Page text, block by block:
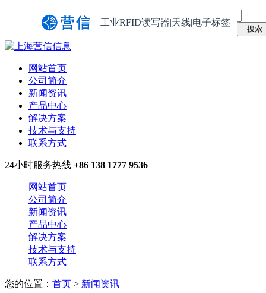
工业RFID读写器|天线|电子标签
网站首页
公司简介
新闻资讯
产品中心
解决方案
技术与支持
联系方式
24小时服务热线 +86 138 1777 9536
网站首页
公司简介
新闻资讯
产品中心
解决方案
技术与支持
联系方式
您的位置： 首页 > 新闻资讯